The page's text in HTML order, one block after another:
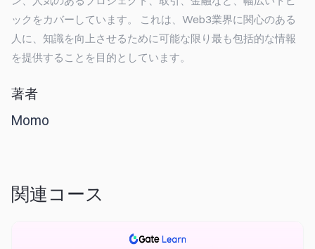
ックをカバーしています。 これは、Web3業界に関心のある
人に、知識を向上させるために可能な限り最も包括的な情報
を提供することを目的としています。
著者
Momo
関連コース